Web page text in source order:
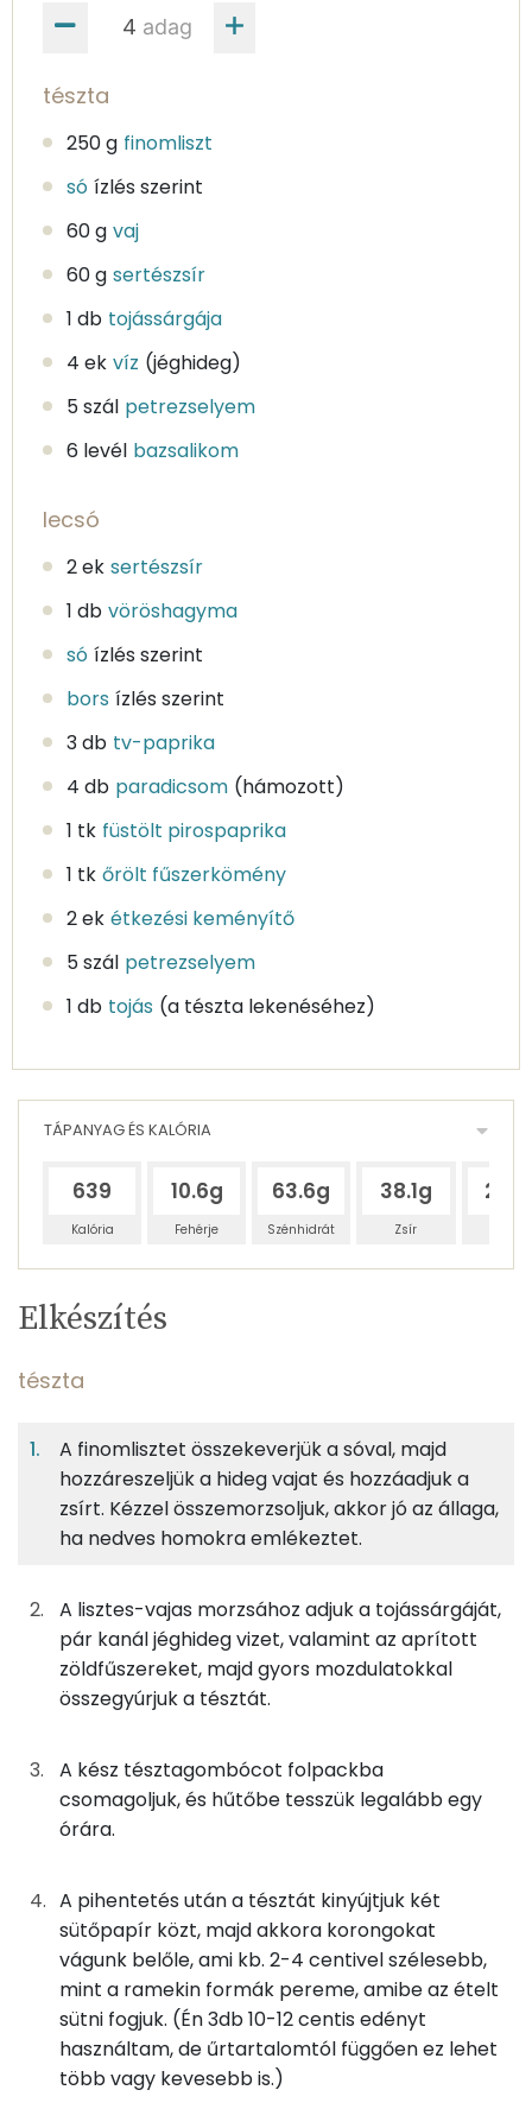
adag
tészta
250 g finomliszt
só ízlés szerint
60 g vaj
60 g sertészsír
1 db tojássárgája
4 ek víz (jéghideg)
5 szál petrezselyem
6 levél bazsalikom
lecsó
2 ek sertészsír
1 db vöröshagyma
só ízlés szerint
bors ízlés szerint
3 db tv-paprika
4 db paradicsom (hámozott)
1 tk füstölt pirospaprika
1 tk őrölt fűszerkömény
2 ek étkezési keményítő
5 szál petrezselyem
1 db tojás (a tészta lekenéséhez)
TÁPANYAG ÉS KALÓRIA
639
Kalória
10.6g
Fehérje
63.6g
Szénhidrát
38.1g
Zsír
Egy
adagban
tészta
63gfinomliszt
15gvaj
108 kcal
15gsertészsír
5g
tojássárgája
8g víz
0 kcal
0g
bazsalikom 0 kcal
lecsó
8gsertészsír
68 kcal
TÁPANYAGTARTALOM
3%
Fehérje
20%
Szénhidrát
12%
Zsír
64%
Víz
TOP ásványi anyagok
Foszfor
Kálcium
Magnézium
Nátrium
Szelén
Kolin:
C vitamin:
Likopin
Niacin - B3 vitamin:
Elkészítés
tészta
A finomlisztet összekeverjük a sóval, majd
hozzáreszeljük a hideg vajat és hozzáadjuk a
zsírt. Kézzel összemorzsoljuk, akkor jó az állaga,
ha nedves homokra emlékeztet.
A lisztes-vajas morzsához adjuk a tojássárgáját,
pár kanál jéghideg vizet, valamint az aprított
zöldfűszereket, majd gyors mozdulatokkal
összegyúrjuk a tésztát.
A kész tésztagombócot folpackba
csomagoljuk, és hűtőbe tesszük legalább egy
órára.
A pihentetés után a tésztát kinyújtjuk két
sütőpapír közt, majd akkora korongokat
vágunk belőle, ami kb. 2-4 centivel szélesebb,
mint a ramekin formák pereme, amibe az ételt
sütni fogjuk. (Én 3db 10-12 centis edényt
használtam, de űrtartalomtól függően ez lehet
több vagy kevesebb is.)